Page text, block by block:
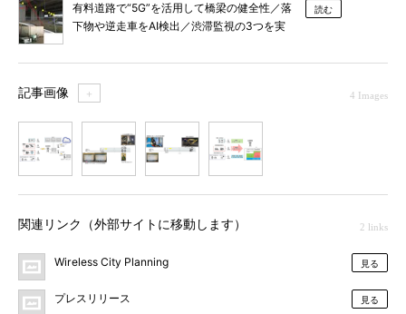
有料道路で“5G”を活用して橋梁の健全性／落
下物や逆走車をAI検出／渋滞監視の3つを実
読む
記事画像 ＋ 4 Images
関連リンク（外部サイトに移動します） 2 links
Wireless City Planning 見る
プレスリリース 見る